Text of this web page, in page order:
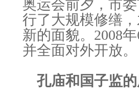
奥运会前夕，市
行了大规模修缮
新的面貌。2008
并全面对外开放。
孔庙和国子监